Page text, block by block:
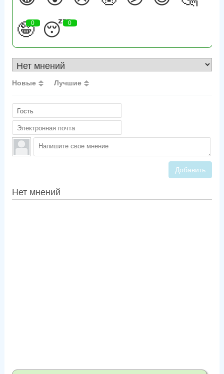
🤪
0 😴
0
Новые Лучшие
Добавить
Нет мнений